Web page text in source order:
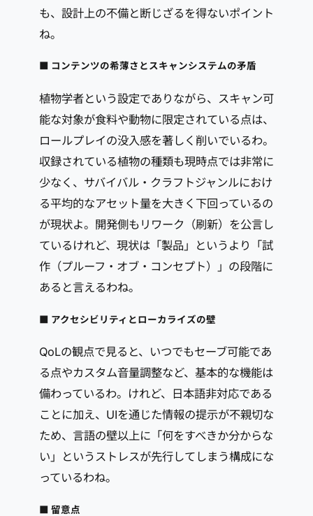
も、設計上の不備と断じざるを得ないポイント
ね。
■ コンテンツの希薄さとスキャンシステムの矛盾
植物学者という設定でありながら、スキャン可
能な対象が食料や動物に限定されている点は、
ロールプレイの没入感を著しく削いでいるわ。
収録されている植物の種類も現時点では非常に
少なく、サバイバル・クラフトジャンルにおけ
る平均的なアセット量を大きく下回っているの
が現状よ。開発側もリワーク（刷新）を公言し
ているけれど、現状は「製品」というより「試
作（プルーフ・オブ・コンセプト）」の段階に
あると言えるわね。
■ アクセシビリティとローカライズの壁
QoLの観点で見ると、いつでもセーブ可能であ
る点やカスタム音量調整など、基本的な機能は
備わっているわ。けれど、日本語非対応である
ことに加え、UIを通じた情報の提示が不親切な
ため、言語の壁以上に「何をすべきか分からな
い」というストレスが先行してしまう構成にな
っているわね。
■ 留意点